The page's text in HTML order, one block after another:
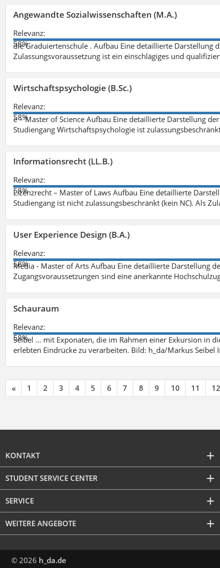
Angewandte Sozialwissenschaften (M.A.)
Relevanz:
58%
die Graduiertenschule . Aufbau Eine detaillierte Darstellung
Zulassungsvoraussetzung ist ein einschlägiges und
Wirtschaftspsychologie (B.Sc.)
Relevanz:
58%
e – Master of Science Aufbau Eine detaillierte Darstellung
Studiengang Wirtschaftspsychologie ist
Informationsrecht (LL.B.)
Relevanz:
58%
Lizenzrecht – Master of Laws Aufbau Eine detaillierte
Studiengang ist nicht zulassungsbeschränkt (kein NC). Als
User Experience Design (B.A.)
Relevanz:
58%
Media - Master of Arts Aufbau Eine detaillierte Darstellung
Zugangsvoraussetzungen sind eine anerkannte
Schauraum
Relevanz:
58%
Seibel ... mit Exponaten, die im Rahmen einer Exkursion in
erlebten Eindrücke zu verarbeiten. Bild: h_da/Markus Seibel
« 1 2 3 4 5 6 7 8 9 10 11 12
KONTAKT
STUDENT SERVICE CENTER
SERVICE
WEITERE ANGEBOTE
© 2026 h_da.de